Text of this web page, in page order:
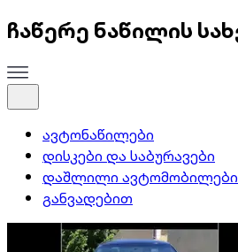
ჩაწერე ნაწილის
ავტონაწილები
დისკები და საბურავები
დაშლილი ავტომობილები
განვადებით